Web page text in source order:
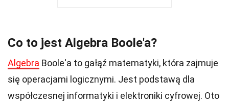
Co to jest Algebra Boole'a?
Algebra Boole'a to gałąź matematyki, która zajmuje
się operacjami logicznymi. Jest podstawą dla
współczesnej informatyki i elektroniki cyfrowej. Oto